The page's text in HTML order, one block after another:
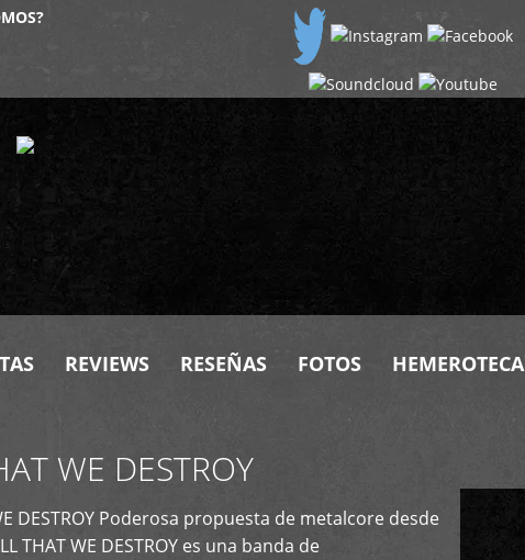
REVIEWS RESEÑAS FOTOS HEMEROTECA
WE DESTROY
DESTROY Poderosa propuesta de metalcore desde
THAT WE DESTROY es una banda de